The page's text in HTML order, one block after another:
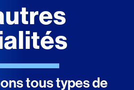
tous types de